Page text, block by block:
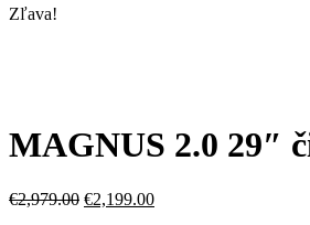
Zľava!
MAGNUS 2.0 29″
€2,979.00 €2,199.00